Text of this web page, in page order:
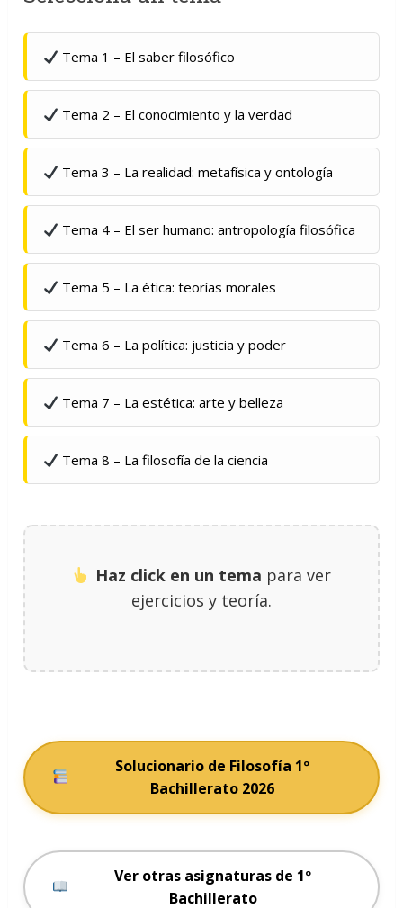
Tema 1 – El saber filosófico
Tema 2 – El conocimiento y la verdad
Tema 3 – La realidad: metafísica y ontología
Tema 4 – El ser humano: antropología filosófica
Tema 5 – La ética: teorías morales
Tema 6 – La política: justicia y poder
Tema 7 – La estética: arte y belleza
Tema 8 – La filosofía de la ciencia
Haz click en un tema para ver
ejercicios y teoría.
Solucionario de Filosofía 1º
Bachillerato 2026
Ver otras asignaturas de 1º
Bachillerato